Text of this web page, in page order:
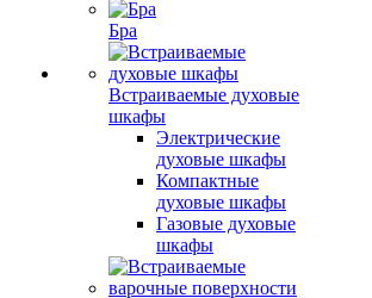
Бра
Встраиваемые духовые
шкафы
Электрические
духовые шкафы
Компактные
духовые шкафы
Газовые духовые
шкафы